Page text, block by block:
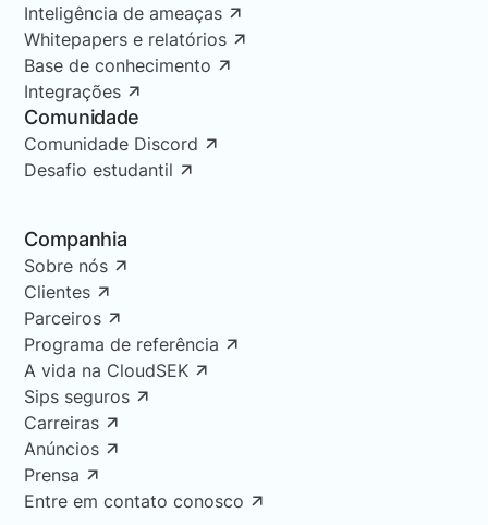
Inteligência de ameaças
Whitepapers e relatórios
Base de conhecimento
Integrações
Comunidade
Comunidade Discord
Desafio estudantil
Companhia
Sobre nós
Clientes
Parceiros
Programa de referência
A vida na CloudSEK
Sips seguros
Carreiras
Anúncios
Prensa
Entre em contato conosco